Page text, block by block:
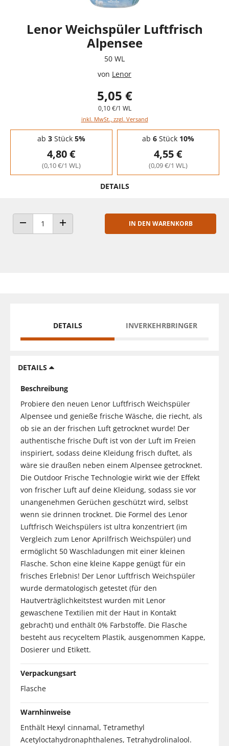
Lenor Weichspüler Luftfrisch
Alpensee
50 WL
von Lenor
5,05 €
0,10 €/1 WL
inkl. MwSt., zzgl. Versand
Staffelpreise - Mengenrabatt
ab 3Stück 5%
4,80 €
(0,10 €/1 WL)
ab 6Stück 10%
4,55 €
(0,09 €/1 WL)
DETAILS
ANZAHL VERRINGERNANZAHL ERHÖHEN
IN DEN WARENKORB
DETAILS INVERKEHRBRINGER
DETAILS
Beschreibung
Probiere den neuen Lenor Luftfrisch Weichspüler
Alpensee und genieße frische Wäsche, die riecht, als
ob sie an der frischen Luft getrocknet wurde! Der
authentische frische Duft ist von der Luft im Freien
inspiriert, sodass deine Kleidung frisch duftet, als
wäre sie draußen neben einem Alpensee getrocknet.
Die Outdoor Frische Technologie wirkt wie der Effekt
von frischer Luft auf deine Kleidung, sodass sie vor
unangenehmen Gerüchen geschützt wird, selbst
wenn sie drinnen trocknet. Die Formel des Lenor
Luftfrisch Weichspülers ist ultra konzentriert (im
Vergleich zum Lenor Aprilfrisch Weichspüler) und
ermöglicht 50 Waschladungen mit einer kleinen
Flasche. Schon eine kleine Kappe genügt für ein
frisches Erlebnis! Der Lenor Luftfrisch Weichspüler
wurde dermatologisch getestet (für den
Hautverträglichkeitstest wurden mit Lenor
gewaschene Textilien mit der Haut in Kontakt
gebracht) und enthält 0% Farbstoffe. Die Flasche
besteht aus recyceltem Plastik, ausgenommen Kappe,
Dosierer und Etikett.
Verpackungsart
Flasche
Warnhinweise
Enthält Hexyl cinnamal, Tetramethyl
Acetyloctahydronaphthalenes, Tetrahydrolinalool.